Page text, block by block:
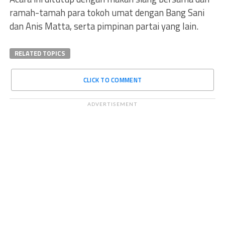
ramah-tamah para tokoh umat dengan Bang Sani
dan Anis Matta, serta pimpinan partai yang lain.
RELATED TOPICS
CLICK TO COMMENT
ADVERTISEMENT